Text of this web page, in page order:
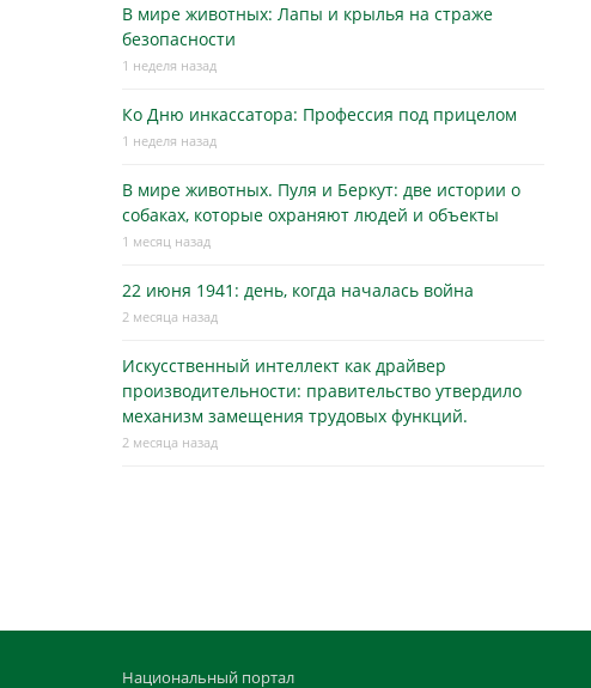
В мире животных: Лапы и крылья на страже
безопасности
1 неделя назад
Ко Дню инкассатора: Профессия под прицелом
1 неделя назад
В мире животных. Пуля и Беркут: две истории о
собаках, которые охраняют людей и объекты
1 месяц назад
22 июня 1941: день, когда началась война
2 месяца назад
Искусственный интеллект как драйвер
производительности: правительство утвердило
механизм замещения трудовых функций.
2 месяца назад
Национальный портал